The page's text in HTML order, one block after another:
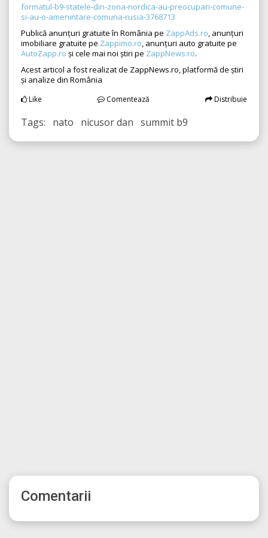
formatul-b9-statele-din-zona-nordica-au-preocupari-comune-
si-au-o-amenintare-comuna-rusia-3768713
Publică anunțuri gratuite în România pe ZappAds.ro, anunțuri
imobiliare gratuite pe Zappimo.ro, anunțuri auto gratuite pe
AutoZapp.ro și cele mai noi știri pe ZappNews.ro.
Acest articol a fost realizat de ZappNews.ro, platformă de știri
și analize din România
Like Comentează Distribuie
Tags: nato nicusor dan summit b9
Comentarii